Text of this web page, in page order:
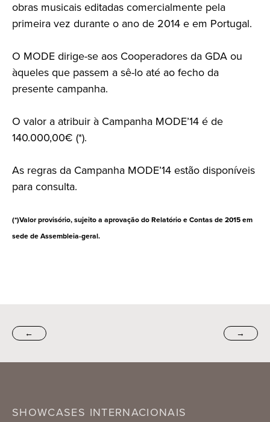
obras musicais editadas comercialmente pela
primeira vez durante o ano de 2014 e em Portugal.
O MODE dirige-se aos Cooperadores da GDA ou
àqueles que passem a sê-lo até ao fecho da
presente campanha.
O valor a atribuir à Campanha MODE’14 é de
140.000,00€ (*).
As regras da Campanha MODE’14 estão disponíveis
para consulta.
(*)Valor provisório, sujeito a aprovação do Relatório e Contas de 2015 em
sede de Assembleia-geral.
← →
SHOWCASES INTERNACIONAIS